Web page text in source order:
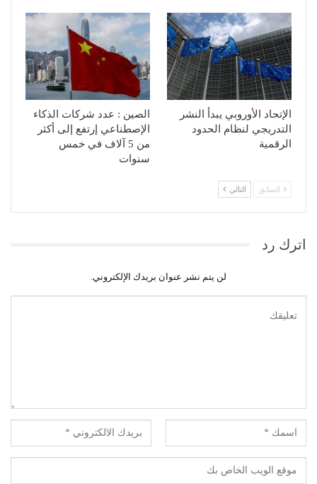
الإتحاد الأوروبي يبدأ النشر
التدريجي لنظام الحدود
الرقمية
الصين : عدد شركات الذكاء
الإصطناعي إرتفع إلى أكثر
من 5 آلاف في خمس
سنوات
السابق التالي
اترك رد
لن يتم نشر عنوان بريدك الإلكتروني.